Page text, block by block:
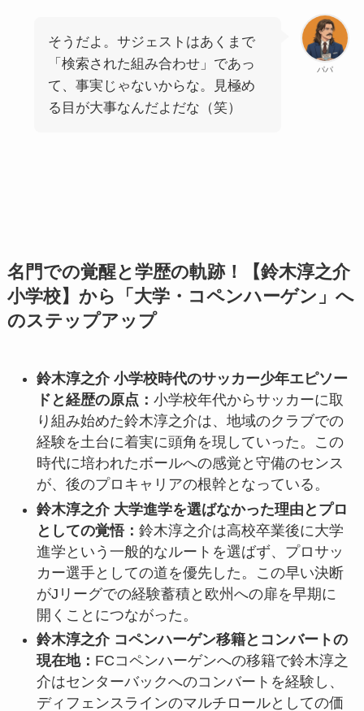
パパ
そうだよ。サジェストはあくまで
「検索された組み合わせ」であっ
て、事実じゃないからな。見極め
る目が大事なんだよだな（笑）
名門での覚醒と学歴の軌跡！【鈴木淳之介
小学校】から「大学・コペンハーゲン」へ
のステップアップ
鈴木淳之介 小学校時代のサッカー少年エピソー
ドと経歴の原点： 小学校年代からサッカーに取
り組み始めた鈴木淳之介は、地域のクラブでの
経験を土台に着実に頭角を現していった。この
時代に培われたボールへの感覚と守備のセンス
が、後のプロキャリアの根幹となっている。
鈴木淳之介 大学進学を選ばなかった理由とプロ
としての覚悟： 鈴木淳之介は高校卒業後に大学
進学という一般的なルートを選ばず、プロサッ
カー選手としての道を優先した。この早い決断
がJリーグでの経験蓄積と欧州への扉を早期に
開くことにつながった。
鈴木淳之介 コペンハーゲン移籍とコンバートの
現在地： FCコペンハーゲンへの移籍で鈴木淳之
介はセンターバックへのコンバートを経験し、
ディフェンスラインのマルチロールとしての価